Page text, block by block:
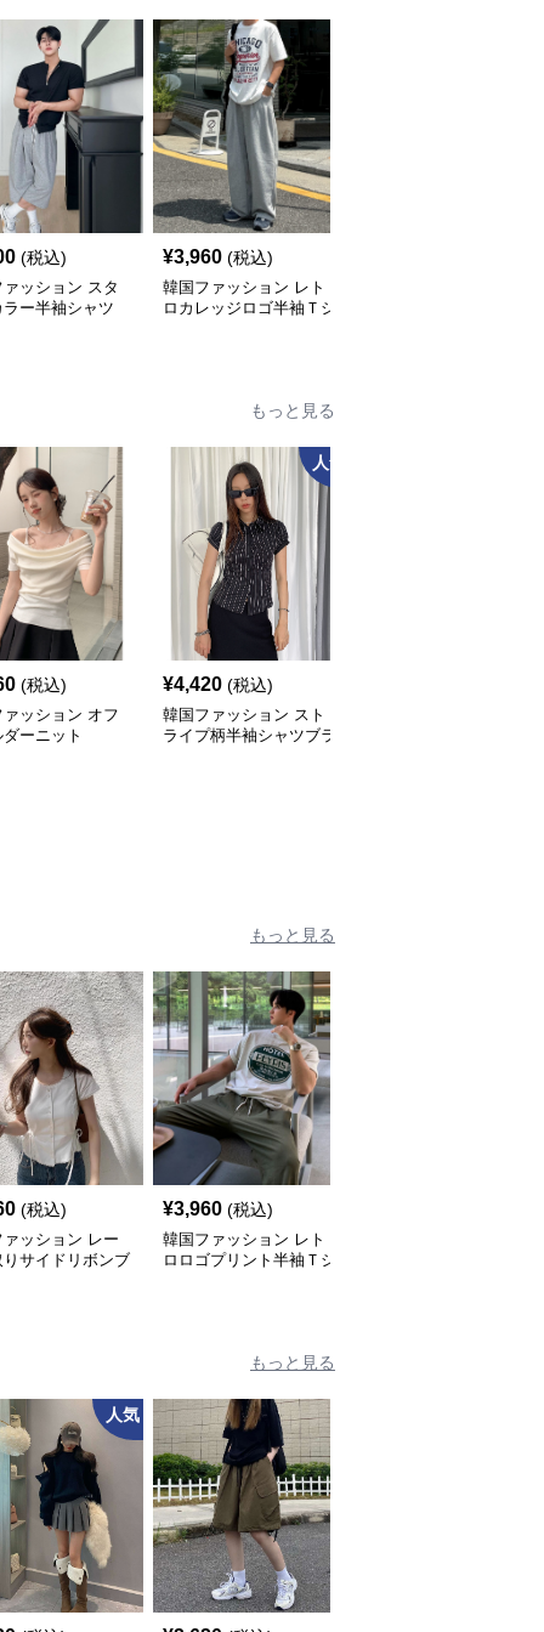
(税込)
ッション スタ
ラー半袖シャツ
¥3,960 (税込)
韓国ファッション レト
ロカレッジロゴ半袖Ｔシ
もっと見る
(税込)
ッション オフ
ーニット
人気
¥4,420 (税込)
韓国ファッション スト
ライプ柄半袖シャツブラ
もっと見る
(税込)
ッション レー
りサイドリボンブ
¥3,960 (税込)
韓国ファッション レト
ロロゴプリント半袖Ｔシ
もっと見る
人気